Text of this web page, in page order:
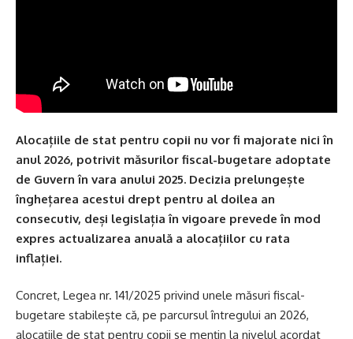
Alocațiile de stat pentru copii nu vor fi majorate nici în
anul 2026, potrivit măsurilor fiscal-bugetare adoptate
de Guvern în vara anului 2025. Decizia prelungește
înghețarea acestui drept pentru al doilea an
consecutiv, deși legislația în vigoare prevede în mod
expres actualizarea anuală a alocațiilor cu rata
inflației.
Concret, Legea nr. 141/2025 privind unele măsuri fiscal-
bugetare stabilește că, pe parcursul întregului an 2026,
alocațiile de stat pentru copii se mențin la nivelul acordat